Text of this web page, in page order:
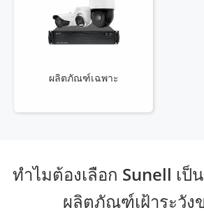
ผลิตภัณฑ์เฉพาะ
ทําไมต้องเลือก Sunell เป็
ผลิตภัณฑ์เฝ้าระวัง